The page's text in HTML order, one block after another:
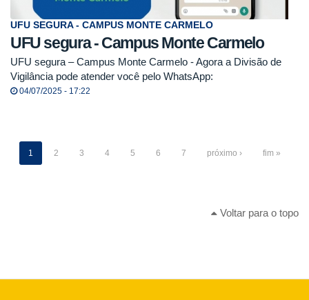
UFU SEGURA - CAMPUS MONTE CARMELO
UFU segura - Campus Monte Carmelo
UFU segura – Campus Monte Carmelo - Agora a Divisão de
Vigilância pode atender você pelo WhatsApp:
04/07/2025 - 17:22
1 2 3 4 5 6 7 próximo › fim »
Voltar para o topo